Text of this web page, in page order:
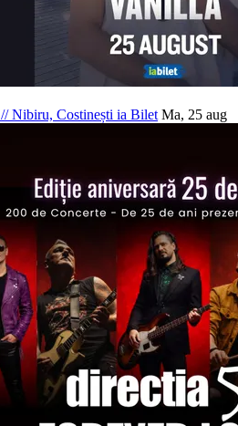
//Nibiru, Costinești ia Bilet Ma, 25 aug